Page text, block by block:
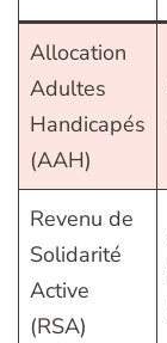
Allocation
Adultes
Handicapés
(AAH)
Revenu de
Solidarité
Active
(RSA)